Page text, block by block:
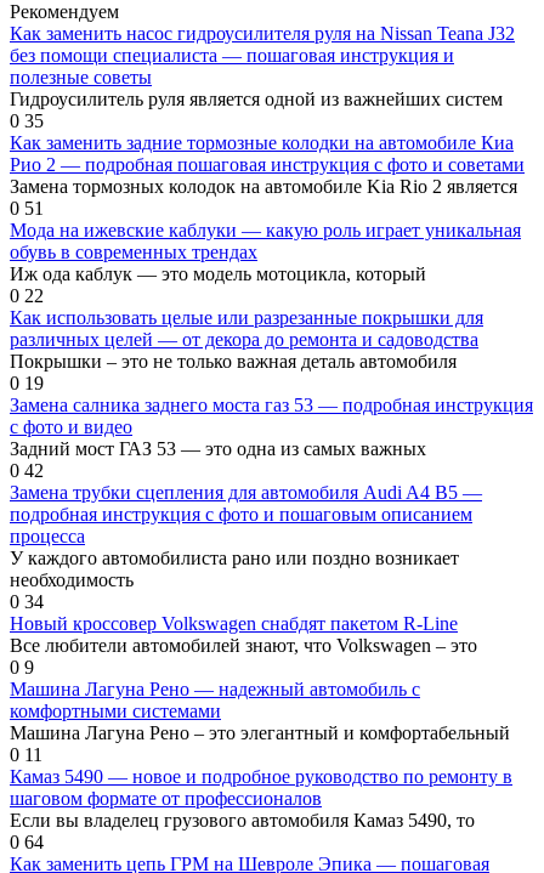
Рекомендуем
Как заменить насос гидроусилителя руля на Nissan Teana J32
без помощи специалиста — пошаговая инструкция и
полезные советы
Гидроусилитель руля является одной из важнейших систем
0 35
Как заменить задние тормозные колодки на автомобиле Киа
Рио 2 — подробная пошаговая инструкция с фото и советами
Замена тормозных колодок на автомобиле Kia Rio 2 является
0 51
Мода на ижевские каблуки — какую роль играет уникальная
обувь в современных трендах
Иж ода каблук — это модель мотоцикла, который
0 22
Как использовать целые или разрезанные покрышки для
различных целей — от декора до ремонта и садоводства
Покрышки – это не только важная деталь автомобиля
0 19
Замена салника заднего моста газ 53 — подробная инструкция
с фото и видео
Задний мост ГАЗ 53 — это одна из самых важных
0 42
Замена трубки сцепления для автомобиля Audi A4 B5 —
подробная инструкция с фото и пошаговым описанием
процесса
У каждого автомобилиста рано или поздно возникает
необходимость
0 34
Новый кроссовер Volkswagen снабдят пакетом R-Line
Все любители автомобилей знают, что Volkswagen – это
0 9
Машина Лагуна Рено — надежный автомобиль с
комфортными системами
Машина Лагуна Рено – это элегантный и комфортабельный
0 11
Камаз 5490 — новое и подробное руководство по ремонту в
шаговом формате от профессионалов
Если вы владелец грузового автомобиля Камаз 5490, то
0 64
Как заменить цепь ГРМ на Шевроле Эпика — пошаговая